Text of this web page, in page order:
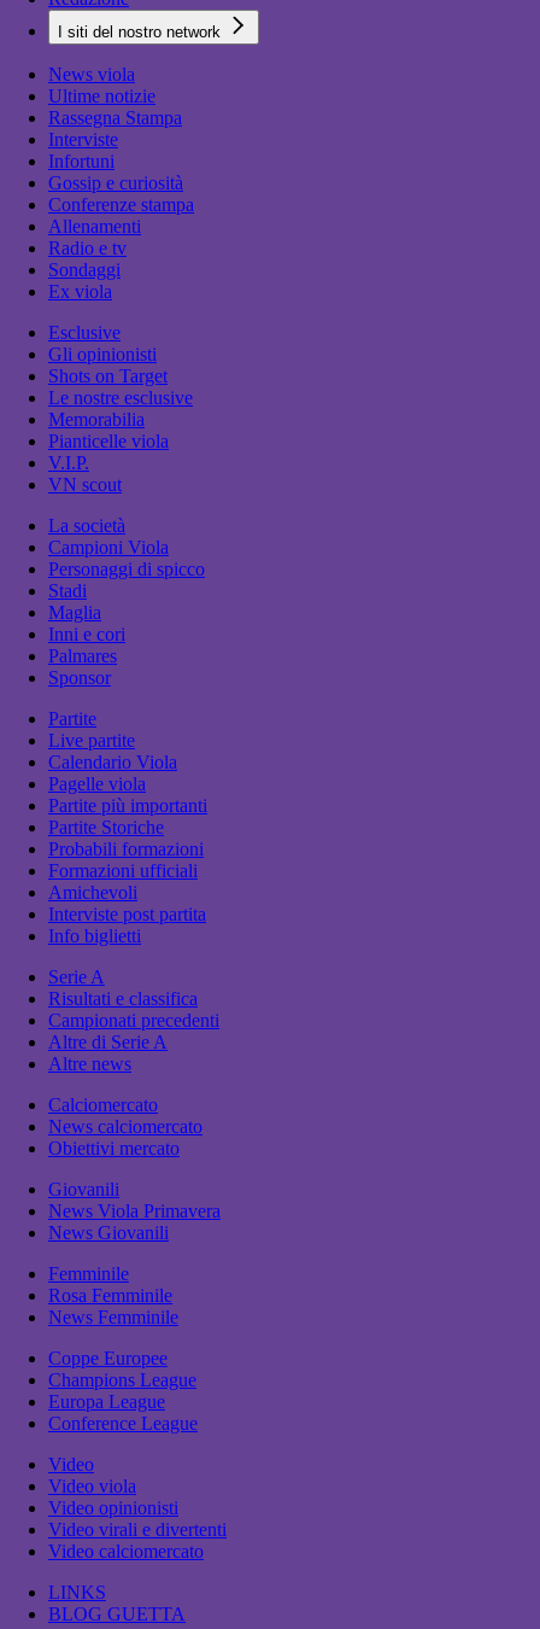
I siti del nostro network
News viola
Ultime notizie
Rassegna Stampa
Interviste
Infortuni
Gossip e curiosità
Conferenze stampa
Allenamenti
Radio e tv
Sondaggi
Ex viola
Esclusive
Gli opinionisti
Shots on Target
Le nostre esclusive
Memorabilia
Pianticelle viola
V.I.P.
VN scout
La società
Campioni Viola
Personaggi di spicco
Stadi
Maglia
Inni e cori
Palmares
Sponsor
Partite
Live partite
Calendario Viola
Pagelle viola
Partite più importanti
Partite Storiche
Probabili formazioni
Formazioni ufficiali
Amichevoli
Interviste post partita
Info biglietti
Serie A
Risultati e classifica
Campionati precedenti
Altre di Serie A
Altre news
Calciomercato
News calciomercato
Obiettivi mercato
Giovanili
News Viola Primavera
News Giovanili
Femminile
Rosa Femminile
News Femminile
Coppe Europee
Champions League
Europa League
Conference League
Video
Video viola
Video opinionisti
Video virali e divertenti
Video calciomercato
LINKS
BLOG GUETTA